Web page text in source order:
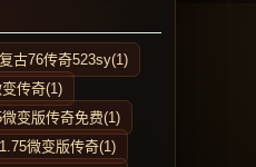
复古76传奇523sy(1)
传奇(1)
微变版传奇免费(1)
1.75微变版传奇(1)